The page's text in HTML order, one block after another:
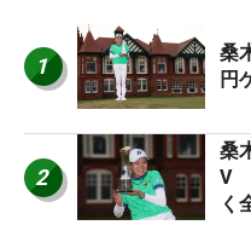
1
桑
円
2
桑
V
く